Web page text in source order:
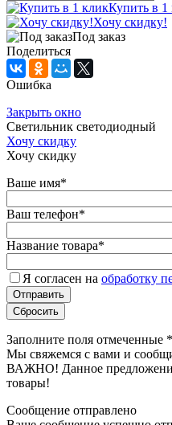
Купить в 1
Хочу скидку!
Под заказ
Поделиться
Ошибка
Закрыть окно
Светильник светодиодный
Хочу скидку
Хочу скидку
Ваше имя*
Ваш телефон*
Название товара*
Я согласен на обработку
Заполните поля отмеченные *
Мы свяжемся с вами и
ВАЖНО! Данное предложение
товары!
Сообщение отправлено